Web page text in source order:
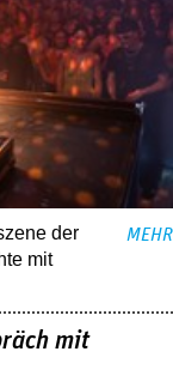
der
mit
MEHR
mit